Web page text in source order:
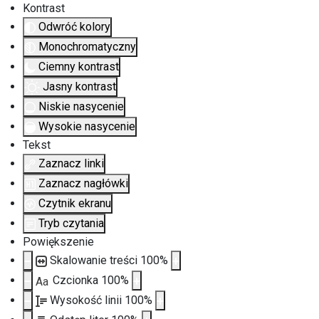
Kontrast
Odwróć kolory
Monochromatyczny
Ciemny kontrast
Jasny kontrast
Niskie nasycenie
Wysokie nasycenie
Tekst
Zaznacz linki
Zaznacz nagłówki
Czytnik ekranu
Tryb czytania
Powiększenie
Skalowanie treści 100%
Aa Czcionka 100%
Wysokość linii 100%